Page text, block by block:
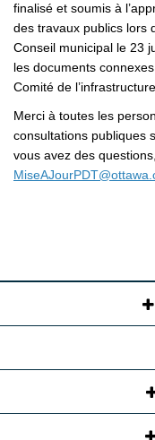
finalisé et soumis à
des travaux publics lors
Conseil municipal le 23
les documents
Comité de
Merci à toutes les
consultations publiques
vous avez des